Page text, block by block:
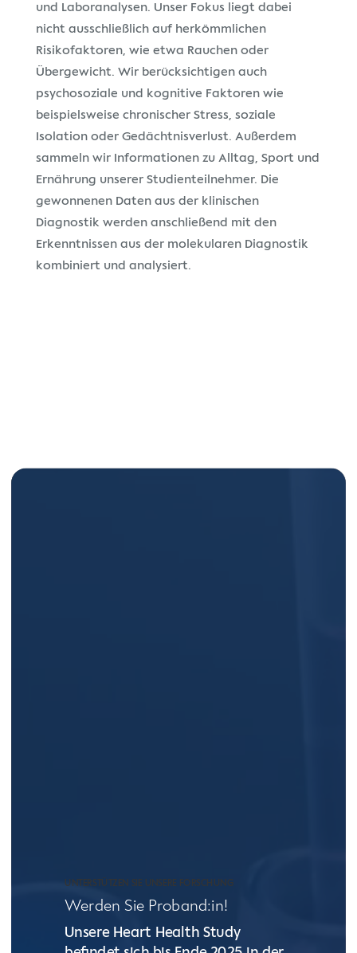
und Laboranalysen. Unser Fokus liegt dabei
nicht ausschließlich auf herkömmlichen
Risikofaktoren, wie etwa Rauchen oder
Übergewicht. Wir berücksichtigen auch
psychosoziale und kognitive Faktoren wie
beispielsweise chronischer Stress, soziale
Isolation oder Gedächtnisverlust. Außerdem
sammeln wir Informationen zu Alltag, Sport und
Ernährung unserer Studienteilnehmer. Die
gewonnenen Daten aus der klinischen
Diagnostik werden anschließend mit den
Erkenntnissen aus der molekularen Diagnostik
kombiniert und analysiert.
Video-
UNTERSTÜTZEN SIE UNSERE FORSCHUNG
Werden Sie Proband:in!
Unsere Heart Health Study